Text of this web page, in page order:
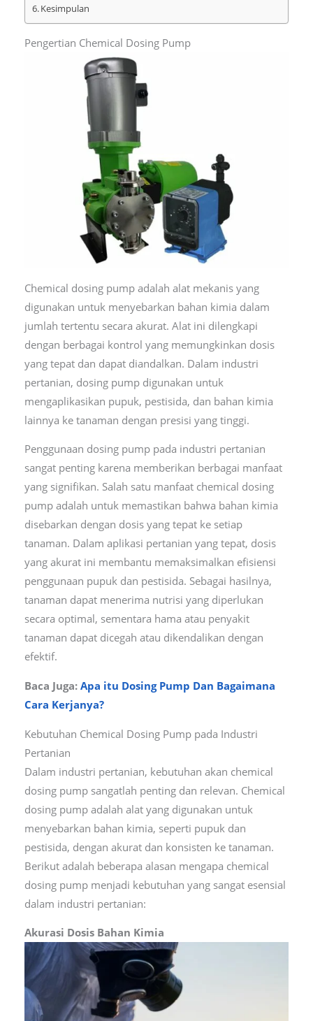
Kesimpulan
Pengertian Chemical Dosing Pump
Chemical dosing pump adalah alat mekanis yang
digunakan untuk menyebarkan bahan kimia dalam
jumlah tertentu secara akurat. Alat ini dilengkapi
dengan berbagai kontrol yang memungkinkan dosis
yang tepat dan dapat diandalkan. Dalam industri
pertanian, dosing pump digunakan untuk
mengaplikasikan pupuk, pestisida, dan bahan kimia
lainnya ke tanaman dengan presisi yang tinggi.
Penggunaan dosing pump pada industri pertanian
sangat penting karena memberikan berbagai manfaat
yang signifikan. Salah satu manfaat chemical dosing
pump adalah untuk memastikan bahwa bahan kimia
disebarkan dengan dosis yang tepat ke setiap
tanaman. Dalam aplikasi pertanian yang tepat, dosis
yang akurat ini membantu memaksimalkan efisiensi
penggunaan pupuk dan pestisida. Sebagai hasilnya,
tanaman dapat menerima nutrisi yang diperlukan
secara optimal, sementara hama atau penyakit
tanaman dapat dicegah atau dikendalikan dengan
efektif.
Baca Juga: Apa itu Dosing Pump Dan Bagaimana
Cara Kerjanya?
Kebutuhan Chemical Dosing Pump pada Industri
Pertanian
Dalam industri pertanian, kebutuhan akan chemical
dosing pump sangatlah penting dan relevan. Chemical
dosing pump adalah alat yang digunakan untuk
menyebarkan bahan kimia, seperti pupuk dan
pestisida, dengan akurat dan konsisten ke tanaman.
Berikut adalah beberapa alasan mengapa chemical
dosing pump menjadi kebutuhan yang sangat esensial
dalam industri pertanian:
Akurasi Dosis Bahan Kimia